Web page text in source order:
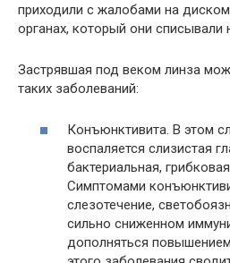
приходили с жалобами на
органах, который они списывали
Застрявшая под веком линза
таких заболеваний:
Конъюнктивита. В этом
воспаляется слизистая
бактериальная,
Симптомами
слезотечение,
сильно сниженном
дополняться